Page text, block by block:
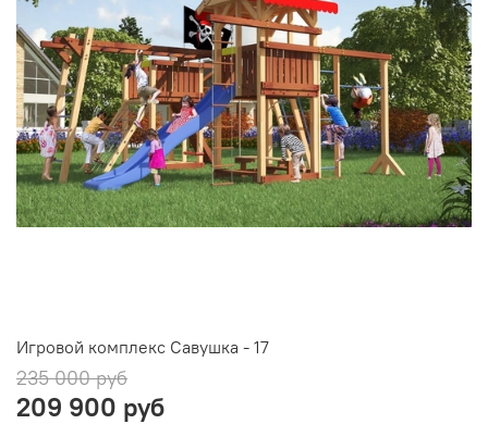
Игровой комплекс Савушка - 17
235 000 руб
209 900 руб